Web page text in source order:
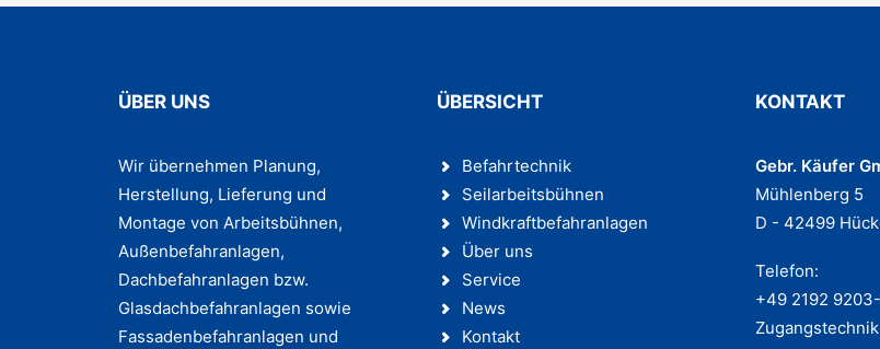
ÜBER UNS
Wir übernehmen Planung,
Herstellung, Lieferung und
Montage von Arbeitsbühnen,
Außenbefahranlagen,
Dachbefahranlagen bzw.
Glasdachbefahranlagen sowie
Fassadenbefahranlagen und
ÜBERSICHT
Befahrtechnik
Seilarbeitsbühnen
Windkraftbefahranlagen
Über uns
Service
News
Kontakt
KONTAKT
Gebr. Käufer
Mühlenberg 5
D - 42499
Telefon:
+49 2192